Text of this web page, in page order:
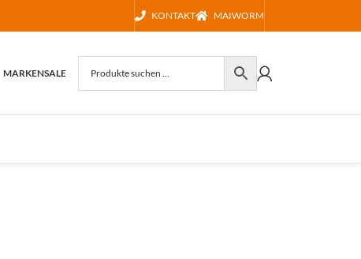
KONTAKT MAIWORM
MARKENSALE